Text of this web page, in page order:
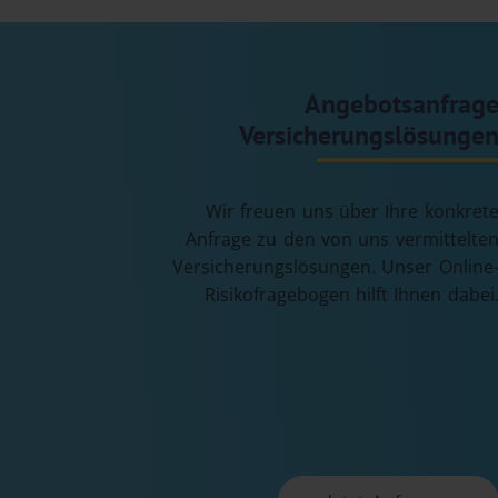
und
Die
Seiten ist
erlaubt.
Links der
Daten,
Angebotsanfrage
Versicherungslösungen
Wir freuen uns über Ihre konkrete
Anfrage zu den von uns vermittelten
Versicherungslösungen. Unser Online-
Risikofragebogen hilft Ihnen dabei.